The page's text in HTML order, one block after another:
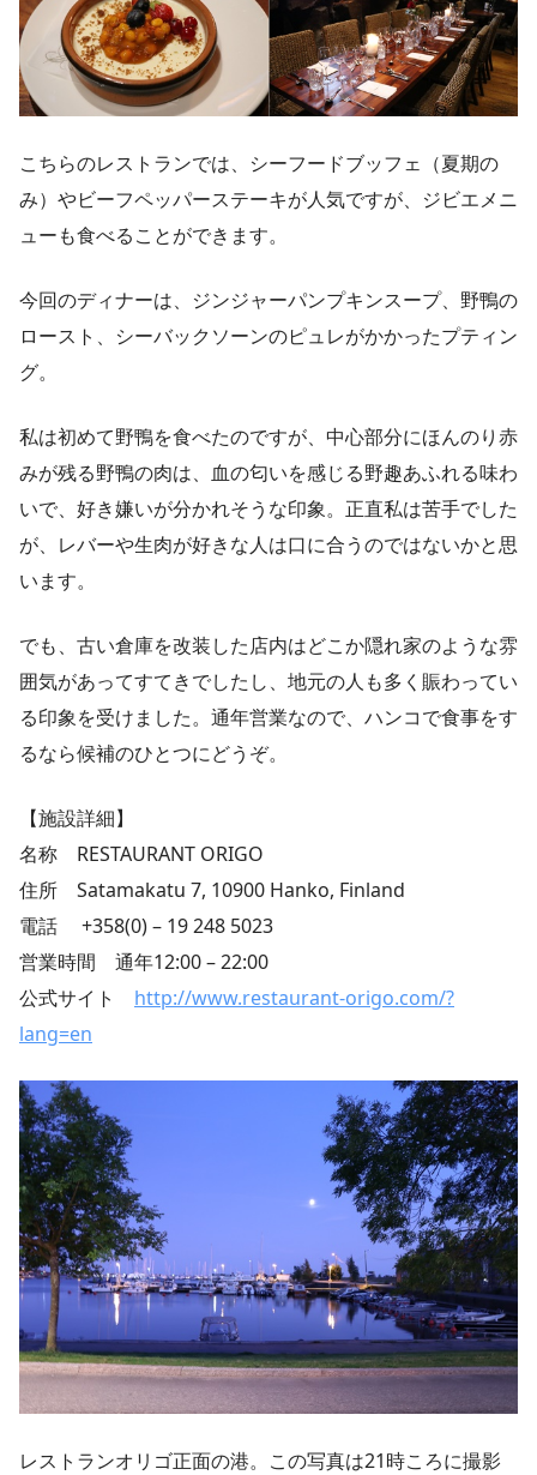
こちらのレストランでは、シーフードブッフェ（夏期の
み）やビーフペッパーステーキが人気ですが、ジビエメニ
ューも食べることができます。
今回のディナーは、ジンジャーパンプキンスープ、野鴨の
ロースト、シーバックソーンのピュレがかかったプティン
グ。
私は初めて野鴨を食べたのですが、中心部分にほんのり赤
みが残る野鴨の肉は、血の匂いを感じる野趣あふれる味わ
いで、好き嫌いが分かれそうな印象。正直私は苦手でした
が、レバーや生肉が好きな人は口に合うのではないかと思
います。
でも、古い倉庫を改装した店内はどこか隠れ家のような雰
囲気があってすてきでしたし、地元の人も多く賑わってい
る印象を受けました。通年営業なので、ハンコで食事をす
るなら候補のひとつにどうぞ。
【施設詳細】
名称 RESTAURANT ORIGO
住所 Satamakatu 7, 10900 Hanko, Finland
電話 +358(0) – 19 248 5023
営業時間 通年12:00 – 22:00
公式サイト http://www.restaurant-origo.com/?
lang=en
レストランオリゴ正面の港。この写真は21時ころに撮影